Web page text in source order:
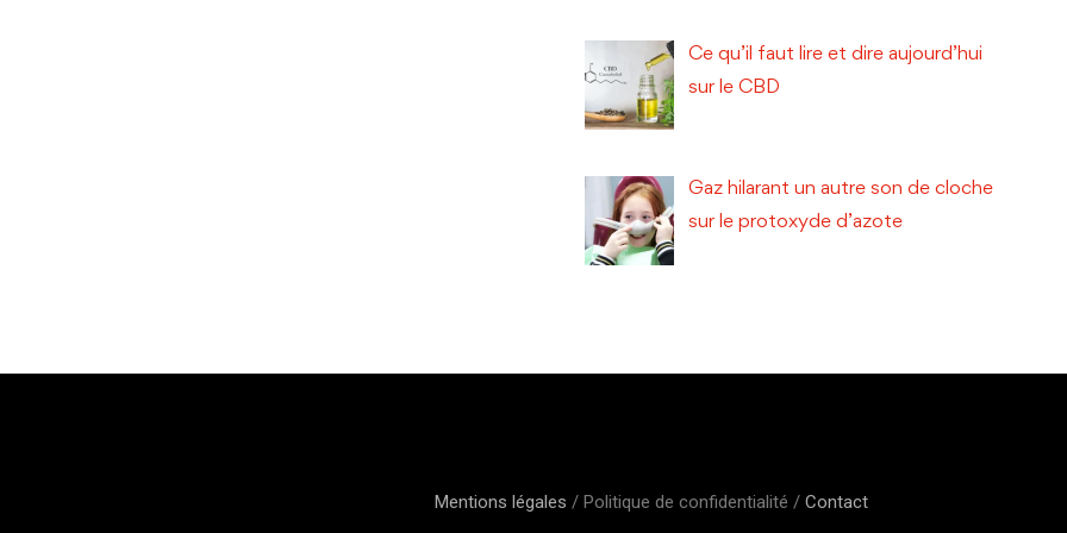
Ce qu’il faut lire et dire aujourd’hui
sur le CBD
Gaz hilarant un autre son de cloche
sur le protoxyde d’azote
Mentions légales / Politique de confidentialité / Contact